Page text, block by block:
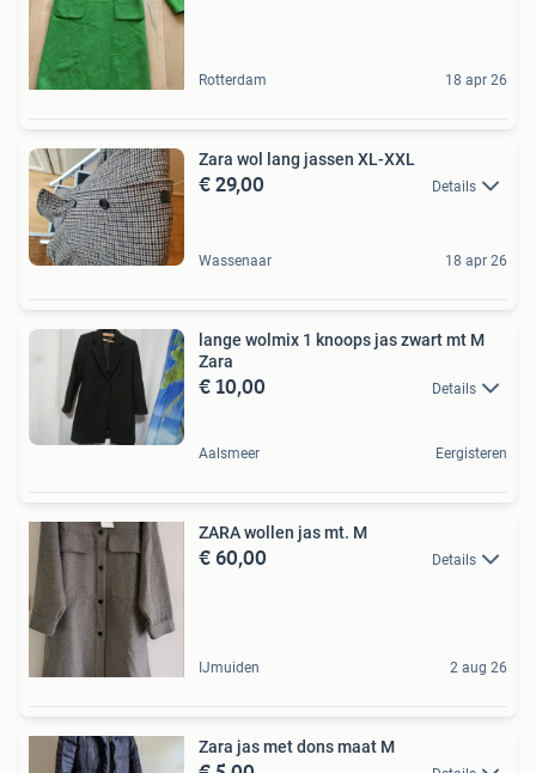
Rotterdam 18 apr 26
Zara wol lang jassen XL-XXL
€ 29,00 Details
Wassenaar 18 apr 26
lange wolmix 1 knoops jas zwart mt M
Zara
€ 10,00 Details
Aalsmeer Eergisteren
ZARA wollen jas mt. M
€ 60,00 Details
IJmuiden 2 aug 26
Zara jas met dons maat M